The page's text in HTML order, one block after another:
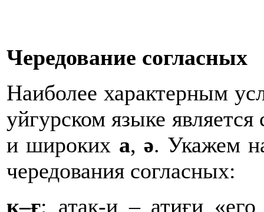
Чередование согласных
Наиболее характерным
уйгурском языке
и широких а, ә. Укажем
чередования согласных:
қ–ғ: атақ-и – атиғи